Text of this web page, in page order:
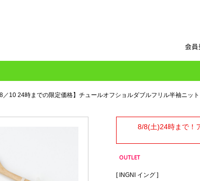
8／10 24時までの限定価格】チュールオフショルダブルフリル半袖ニット
8/8(土)24時まで！
[ INGNI イング ]